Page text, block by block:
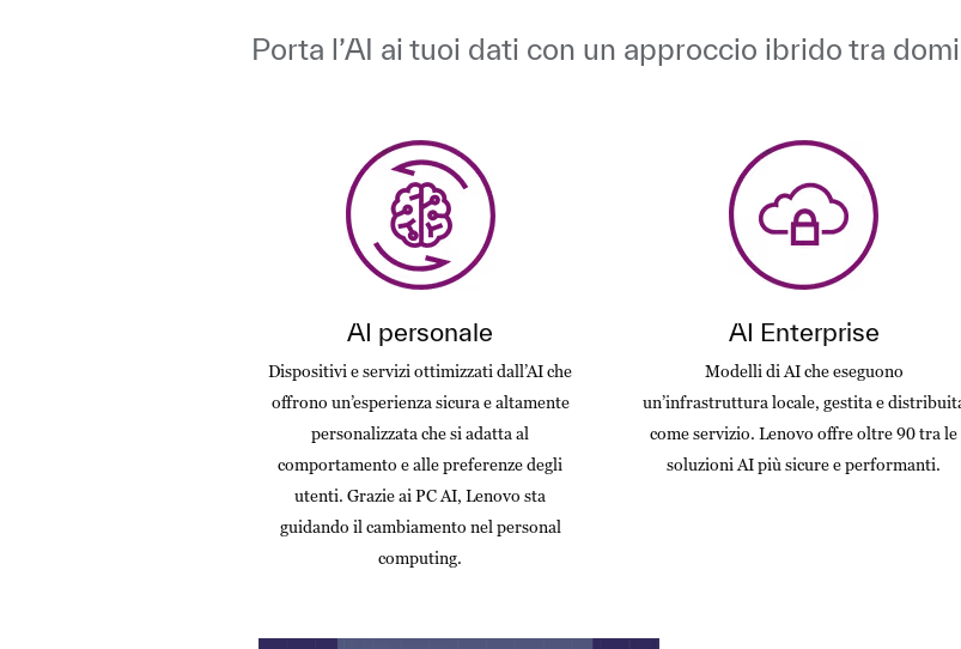
Porta l’AI ai tuoi dati con un approccio ibrido tra
AI personale
Dispositivi e servizi ottimizzati dall’AI che
offrono un’esperienza sicura e altamente
personalizzata che si adatta al
comportamento e alle preferenze degli
utenti. Grazie ai PC AI, Lenovo sta
guidando il cambiamento nel personal
computing.
AI Enterprise
Modelli di AI che eseguono
un’infrastruttura locale, gestita e
come servizio. Lenovo offre oltre 90 tra le
soluzioni AI più sicure e performanti.